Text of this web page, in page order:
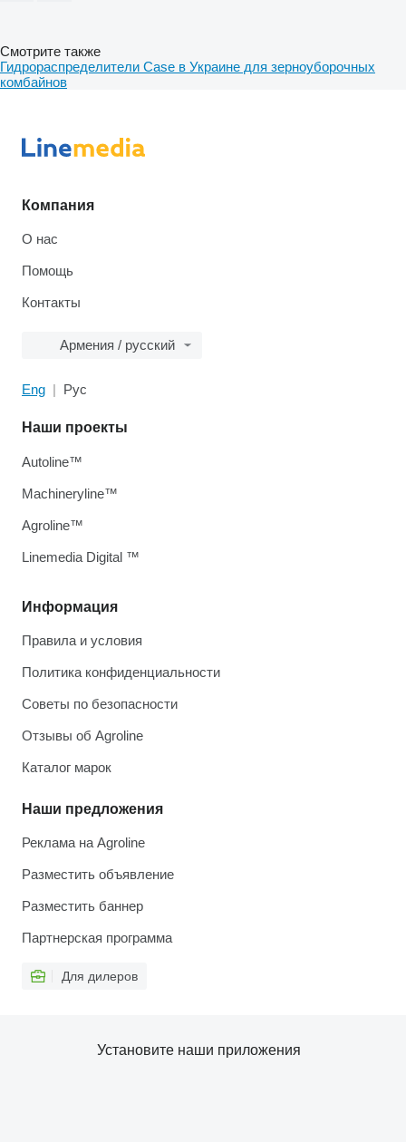
Смотрите также
Гидрораспределители Case в Украине для зерноуборочных
комбайнов
Компания
О нас
Помощь
Контакты
Армения / русский
Eng Рус
Информация
Правила и условия
Политика конфиденциальности
Советы по безопасности
Отзывы об Agroline
Каталог марок
Наши предложения
Реклама на Agroline
Разместить объявление
Разместить баннер
Партнерская программа
Для дилеров
Наши проекты
Autoline™
Machineryline™
Agroline™
Linemedia Digital ™
Установите наши приложения